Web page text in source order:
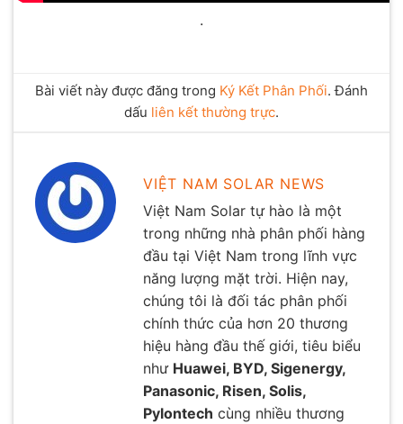
.
Bài viết này được đăng trong Ký Kết Phân Phối. Đánh
dấu liên kết thường trực.
VIỆT NAM SOLAR NEWS
Việt Nam Solar tự hào là một
trong những nhà phân phối hàng
đầu tại Việt Nam trong lĩnh vực
năng lượng mặt trời. Hiện nay,
chúng tôi là đối tác phân phối
chính thức của hơn 20 thương
hiệu hàng đầu thế giới, tiêu biểu
như Huawei, BYD, Sigenergy,
Panasonic, Risen, Solis,
Pylontech cùng nhiều thương